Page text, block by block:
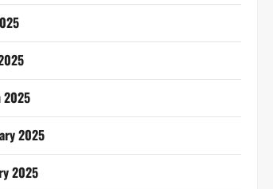
2025
2025
2025